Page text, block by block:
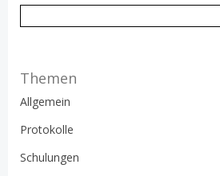
Themen
Allgemein
Protokolle
Schulungen